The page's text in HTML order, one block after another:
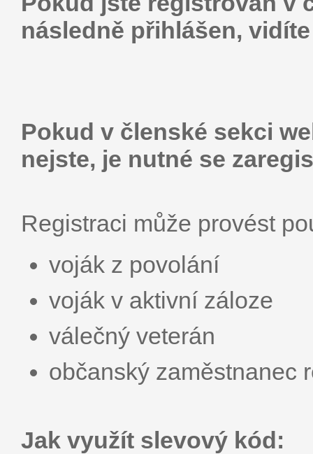
následně přihlášen,
Pokud v členské sekci
nejste, je nutné se
Registraci může provést
voják z povolání
voják v aktivní záloze
válečný veterán
občanský zaměstnanec
Jak využít slevový kód: